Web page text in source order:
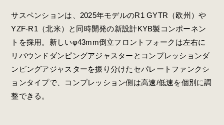
サスペンションは、2025年モデルのR1 GYTR（欧州）や
YZF-R1（北米）と同時開発の新設計KYB製コンポーネン
トを採用。新しいφ43mm倒立フロントフォークは左右に
リバウンドダンピングアジャスターとコンプレッションダ
ンピングアジャスターを振り分けたセパレートファンクシ
ョンタイプで、コンプレッション側は高速/低速を個別に調
整できる。